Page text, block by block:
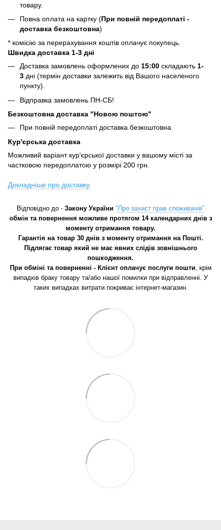
товару.
Повна оплата на картку (При повній передоплаті -
доставка безкоштовна)
* комісію за перерахування коштів оплачує покупець.
Швидка доставка 1-3 дні
Доставка замовлень оформлених до 15:00 складають 1-
3 дні (термін доставки залежить від Вашого населеного
пункту).
Відправка замовлень ПН-СБ!
Безкоштовна доставка "Новою поштою"
При повній передоплаті доставка безкоштовна.
Кур'єрська доставка
Можливий варіант кур'єрської доставки у вашому місті за
частковою передоплатою у розмірі 200 грн.
Докладніше про доставку
Відповідно до - Закону України "Про захист прав споживачів"
обмін та повернення можливе протягом 14 календарних днів з
моменту отримання товару.
Гарантія на товар 30 днів з моменту отримання на Пошті.
Підлягає товар який не має явних слідів зовнішнього
пошкодження.
При обміні та поверненні - Клієнт оплачує послуги пошти, крім
випадків браку товару та/або нашої помилки при відправленні. У
таких випадках витрати покриває інтернет-магазин.